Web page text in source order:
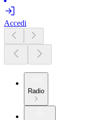
Accedi
Radio